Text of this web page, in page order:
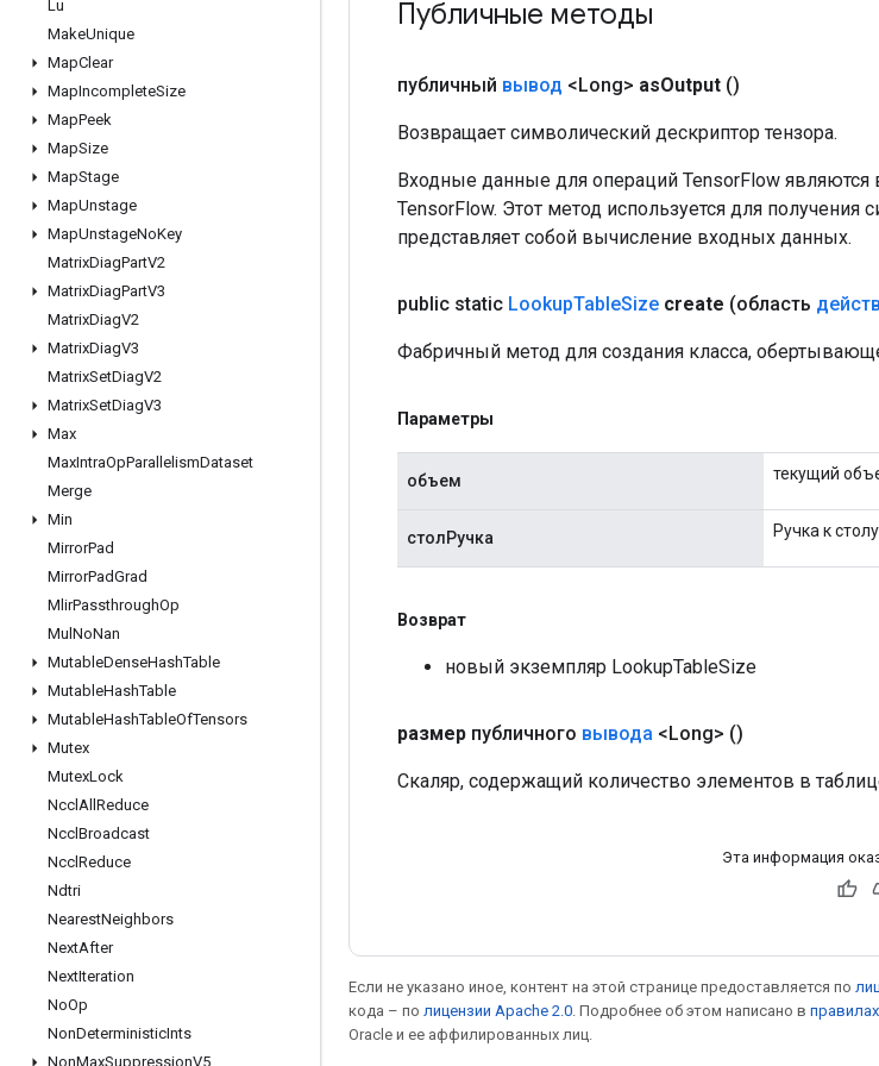
Lu
MakeUnique
MapClear
MapIncompleteSize
MapPeek
MapSize
MapStage
MapUnstage
MapUnstageNoKey
MatrixDiagPartV2
MatrixDiagPartV3
MatrixDiagV2
MatrixDiagV3
MatrixSetDiagV2
MatrixSetDiagV3
Max
MaxIntraOpParallelismDataset
Merge
Min
MirrorPad
MirrorPadGrad
MlirPassthroughOp
Mul NoNan
MutableDenseHashTable
MutableHashTable
MutableHashTableOfTensors
Mutex
MutexLock
Nccl All Reduce
Nccl Broadcast
Nccl Reduce
Ndtri
NearestNeighbors
NextAfter
NextIteration
NoOp
NonDeterministicInts
NonMaxSuppressionV5
Публичные методы
публичный вывод <Long> asOutput ()
Возвращает символический дескриптор тензора.
Входные данные для операций TensorFlow
TensorFlow. Этот метод используется для получения
представляет собой вычисление входных данных.
public static LookupTableSize create (область
Фабричный метод для создания класса,
Параметры
объем текущий
столРучка Ручка к столу.
Возврат
новый экземпляр LookupTableSize
размер публичного вывода <Long> ()
Скаляр, содержащий количество элементов в
Эта информация
Если не указано иное, контент на этой странице предоставляется по
кода – по лицензии Apache 2.0 . Подробнее об этом написано в
Oracle и ее аффилированных лиц.